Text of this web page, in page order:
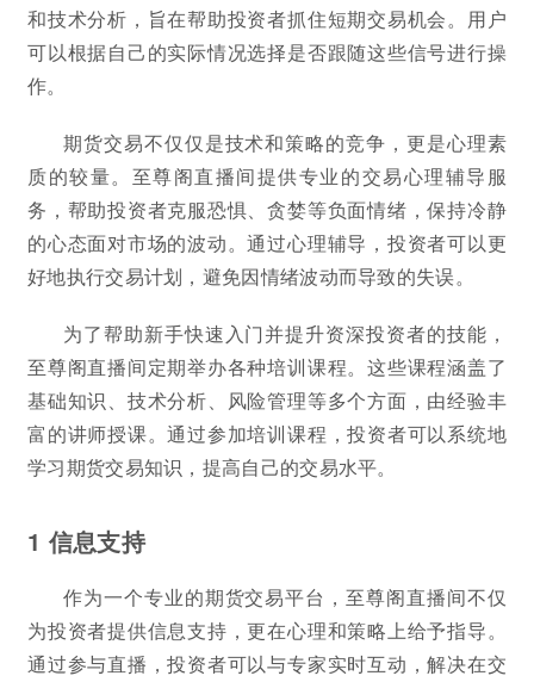
和技术分析，旨在帮助投资者抓住短期交易机会。用户
可以根据自己的实际情况选择是否跟随这些信号进行操
作。
期货交易不仅仅是技术和策略的竞争，更是心理素
质的较量。至尊阁直播间提供专业的交易心理辅导服
务，帮助投资者克服恐惧、贪婪等负面情绪，保持冷静
的心态面对市场的波动。通过心理辅导，投资者可以更
好地执行交易计划，避免因情绪波动而导致的失误。
为了帮助新手快速入门并提升资深投资者的技能，
至尊阁直播间定期举办各种培训课程。这些课程涵盖了
基础知识、技术分析、风险管理等多个方面，由经验丰
富的讲师授课。通过参加培训课程，投资者可以系统地
学习期货交易知识，提高自己的交易水平。
1 信息支持
作为一个专业的期货交易平台，至尊阁直播间不仅
为投资者提供信息支持，更在心理和策略上给予指导。
通过参与直播，投资者可以与专家实时互动，解决在交